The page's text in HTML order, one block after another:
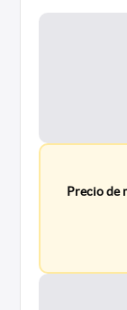
Precio de